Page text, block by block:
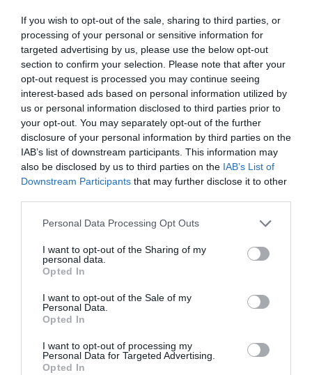
If you wish to opt-out of the sale, sharing to third parties, or
processing of your personal or sensitive information for
targeted advertising by us, please use the below opt-out
section to confirm your selection. Please note that after your
opt-out request is processed you may continue seeing
interest-based ads based on personal information utilized by
us or personal information disclosed to third parties prior to
your opt-out. You may separately opt-out of the further
disclosure of your personal information by third parties on the
IAB’s list of downstream participants. This information may
also be disclosed by us to third parties on the IAB’s List of
Downstream Participants that may further disclose it to other
Please note that this website/app uses one or more Google
not limited to your visit or usage behaviour. You may click to
grant or deny consent to Google and its third-party tags to
use your data for below specified purposes in below Google
consent section.
Personal Data Processing Opt Outs
I want to opt-out of the Sharing of my
personal data.
Opted In
I want to opt-out of the Sale of my
Personal Data.
Opted In
I want to opt-out of processing my
Personal Data for Targeted Advertising.
Opted In
ΦΑΡΜΑΚΑ
3 Ανατροπή δεδομένων στα εμβόλια
mRNA: Οι εμβολιασμένοι πεθαίνουν
πλέον στις ΗΠΑ από COVID-19
Ποιοι είναι οι φυσιολογικοί καρδιακοί
παλμοί και ποια τα επικίνδυνα όρια –
Πότε πρέπει να ανησυχήσετε